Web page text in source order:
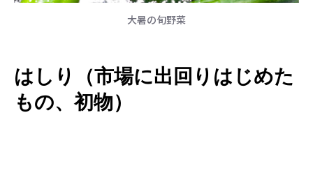
大暑の旬野菜
はしり（市場に出回りはじめた
もの、初物）